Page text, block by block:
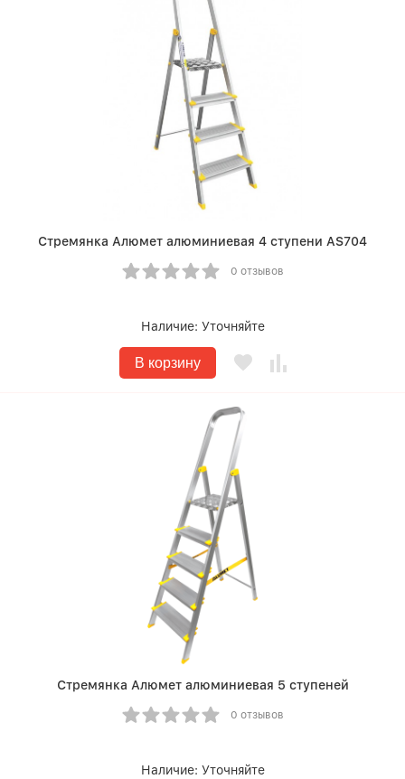
Стремянка Алюмет алюминиевая 4 ступени AS704
0 отзывов
Наличие: Уточняйте
В корзину
Стремянка Алюмет алюминиевая 5 ступеней
0 отзывов
Наличие: Уточняйте